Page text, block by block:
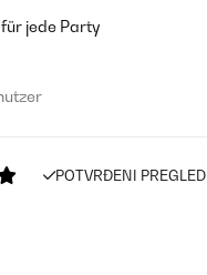
jede Party
POTVRĐENI PREGLED